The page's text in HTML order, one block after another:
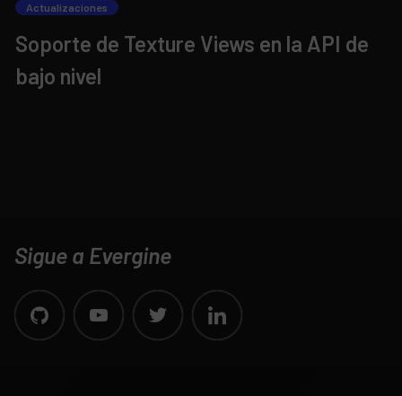
Actualizaciones
Soporte de Texture Views en la API de
bajo nivel
Sigue a Evergine